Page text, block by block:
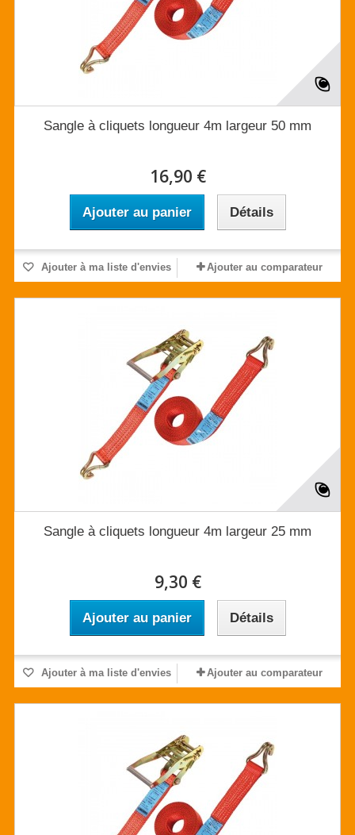
Sangle à cliquets longueur 4m largeur 50 mm
16,90 €
Ajouter au panier Détails
Ajouter à ma liste d'envies Ajouter au comparateur
Sangle à cliquets longueur 4m largeur 25 mm
9,30 €
Ajouter au panier Détails
Ajouter à ma liste d'envies Ajouter au comparateur